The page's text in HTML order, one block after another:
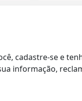
cadastre-se e
informação,